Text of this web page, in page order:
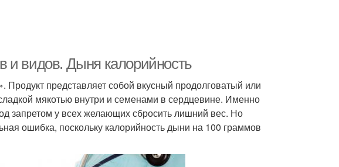
и видов. Дыня калорийность
представляет собой вкусный продолговатый или
мякотью внутри и семенами в сердцевине. Именно
запретом у всех желающих сбросить лишний вес. Но
ошибка, поскольку калорийность дыни на 100 граммов